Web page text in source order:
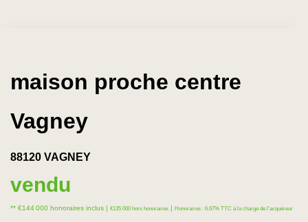
maison proche centre
Vagney
88120 VAGNEY
vendu
** €144 000 honoraires inclus | €135 000 hors honoraires | Honoraires : 6.67% TTC à la charge de l'acquéreur